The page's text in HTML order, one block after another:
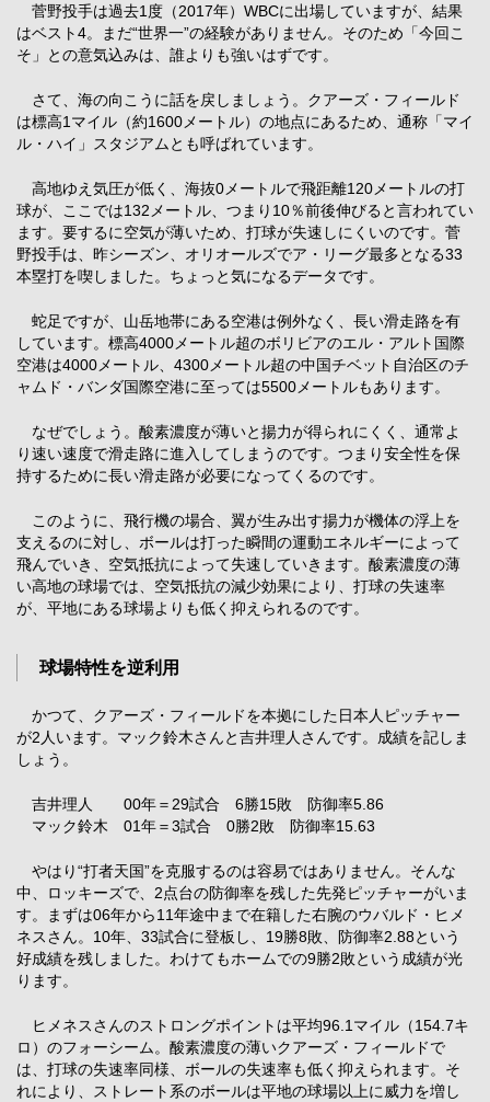
菅野投手は過去1度（2017年）WBCに出場していますが、結果
はベスト4。まだ“世界一”の経験がありません。そのため「今回こ
そ」との意気込みは、誰よりも強いはずです。
さて、海の向こうに話を戻しましょう。クアーズ・フィールド
は標高1マイル（約1600メートル）の地点にあるため、通称「マイ
ル・ハイ」スタジアムとも呼ばれています。
高地ゆえ気圧が低く、海抜0メートルで飛距離120メートルの打
球が、ここでは132メートル、つまり10％前後伸びると言われてい
ます。要するに空気が薄いため、打球が失速しにくいのです。菅
野投手は、昨シーズン、オリオールズでア・リーグ最多となる33
本塁打を喫しました。ちょっと気になるデータです。
蛇足ですが、山岳地帯にある空港は例外なく、長い滑走路を有
しています。標高4000メートル超のボリビアのエル・アルト国際
空港は4000メートル、4300メートル超の中国チベット自治区のチ
ャムド・バンダ国際空港に至っては5500メートルもあります。
なぜでしょう。酸素濃度が薄いと揚力が得られにくく、通常よ
り速い速度で滑走路に進入してしまうのです。つまり安全性を保
持するために長い滑走路が必要になってくるのです。
このように、飛行機の場合、翼が生み出す揚力が機体の浮上を
支えるのに対し、ボールは打った瞬間の運動エネルギーによって
飛んでいき、空気抵抗によって失速していきます。酸素濃度の薄
い高地の球場では、空気抵抗の減少効果により、打球の失速率
が、平地にある球場よりも低く抑えられるのです。
球場特性を逆利用
かつて、クアーズ・フィールドを本拠にした日本人ピッチャー
が2人います。マック鈴木さんと吉井理人さんです。成績を記しま
しょう。
吉井理人 00年＝29試合 6勝15敗 防御率5.86
マック鈴木 01年＝3試合 0勝2敗 防御率15.63
やはり“打者天国”を克服するのは容易ではありません。そんな
中、ロッキーズで、2点台の防御率を残した先発ピッチャーがいま
す。まずは06年から11年途中まで在籍した右腕のウバルド・ヒメ
ネスさん。10年、33試合に登板し、19勝8敗、防御率2.88という
好成績を残しました。わけてもホームでの9勝2敗という成績が光
ります。
ヒメネスさんのストロングポイントは平均96.1マイル（154.7キ
ロ）のフォーシーム。酸素濃度の薄いクアーズ・フィールドで
は、打球の失速率同様、ボールの失速率も低く抑えられます。そ
れにより、ストレート系のボールは平地の球場以上に威力を増し